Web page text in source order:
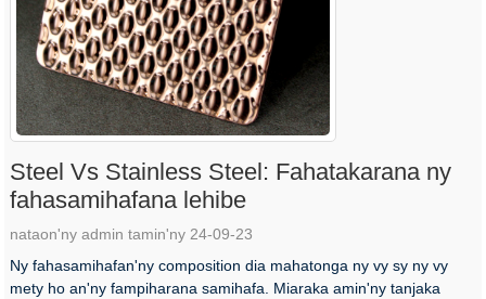
Steel Vs Stainless Steel: Fahatakarana ny
fahasamihafana lehibe
nataon'ny admin tamin'ny 24-09-23
Ny fahasamihafan'ny composition dia mahatonga ny vy sy ny vy
mety ho an'ny fampiharana samihafa. Miaraka amin'ny tanjaka